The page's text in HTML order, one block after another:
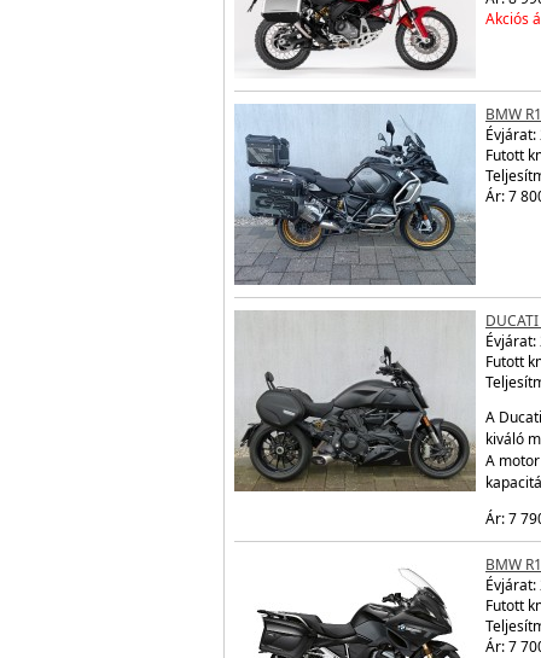
Akciós
BMW
Évjárat:
Futott
Ár: 7
Évjárat:
Futott
A
kiváló
A
Ár: 7
BMW
Évjárat:
Futott
Ár: 7